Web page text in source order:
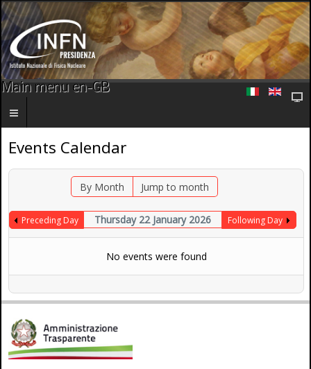
Main menu en-GB
Events Calendar
By Month Jump to month
Preceding Day Thursday 22 January 2026 Following Day
No events were found